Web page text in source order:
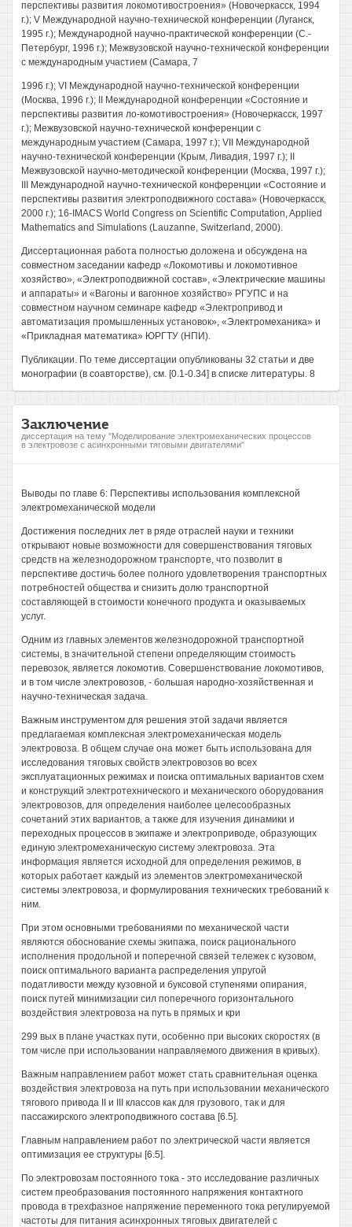
перспективы развития локомотивостроения» (Новочеркасск, 1994
г.); V Международной научно-технической конференции (Луганск,
1995 г.); Международной научно-практической конференции (С.-
Петербург, 1996 г.); Межвузовской научно-технической конференции
с международным участием (Самара, 7
1996 г.); VI Международной научно-технической конференции
(Москва, 1996 г.); II Международной конференции «Состояние и
перспективы развития ло-комотивостроения» (Новочеркасск, 1997
г.); Межвузовской научно-технической конференции с
международным участием (Самара, 1997 г.); VII Международной
научно-технической конференции (Крым, Ливадия, 1997 г.); II
Межвузовской научно-методической конференции (Москва, 1997 г.);
III Международной научно-технической конференции «Состояние и
перспективы развития электроподвижного состава» (Новочеркасск,
2000 г.); 16-IMACS World Congress on Scientific Computation, Applied
Mathematics and Simulations (Lauzanne, Switzerland, 2000).
Диссертационная работа полностью доложена и обсуждена на
совместном заседании кафедр «Локомотивы и локомотивное
хозяйство», «Электроподвижной состав», «Электрические машины
и аппараты» и «Вагоны и вагонное хозяйство» РГУПС и на
совместном научном семинаре кафедр «Электропривод и
автоматизация промышленных установок», «Электромеханика» и
«Прикладная математика» ЮРГТУ (НПИ).
Публикации. По теме диссертации опубликованы 32 статьи и две
монографии (в соавторстве), см. [0.1-0.34] в списке литературы. 8
Заключение
диссертация на тему "Моделирование электромеханических процессов
в электровозе с асинхронными тяговыми двигателями"
Выводы по главе 6: Перспективы использования комплексной
электромеханической модели
Достижения последних лет в ряде отраслей науки и техники
открывают новые возможности для совершенствования тяговых
средств на железнодорожном транспорте, что позволит в
перспективе достичь более полного удовлетворения транспортных
потребностей общества и снизить долю транспортной
составляющей в стоимости конечного продукта и оказываемых
услуг.
Одним из главных элементов железнодорожной транспортной
системы, в значительной степени определяющим стоимость
перевозок, является локомотив. Совершенствование локомотивов,
и в том числе электровозов, - большая народно-хозяйственная и
научно-техническая задача.
Важным инструментом для решения этой задачи является
предлагаемая комплексная электромеханическая модель
электровоза. В общем случае она может быть использована для
исследования тяговых свойств электровозов во всех
эксплуатационных режимах и поиска оптимальных вариантов схем
и конструкций электротехнического и механического оборудования
электровозов, для определения наиболее целесообразных
сочетаний этих вариантов, а также для изучения динамики и
переходных процессов в экипаже и электроприводе, образующих
единую электромеханическую систему электровоза. Эта
информация является исходной для определения режимов, в
которых работает каждый из элементов электромеханической
системы электровоза, и формулирования технических требований к
ним.
При этом основными требованиями по механической части
являются обоснование схемы экипажа, поиск рационального
исполнения продольной и поперечной связей тележек с кузовом,
поиск оптимального варианта распределения упругой
податливости между кузовной и буксовой ступенями опирания,
поиск путей минимизации сил поперечного горизонтального
воздействия электровоза на путь в прямых и кри
299 вых в плане участках пути, особенно при высоких скоростях (в
том числе при использовании направляемого движения в кривых).
Важным направлением работ может стать сравнительная оценка
воздействия электровоза на путь при использовании механического
тягового привода II и III классов как для грузового, так и для
пассажирского электроподвижного состава [6.5].
Главным направлением работ по электрической части является
оптимизация ее структуры [6.5].
По электровозам постоянного тока - это исследование различных
систем преобразования постоянного напряжения контактного
провода в трехфазное напряжение переменного тока регулируемой
частоты для питания асинхронных тяговых двигателей с